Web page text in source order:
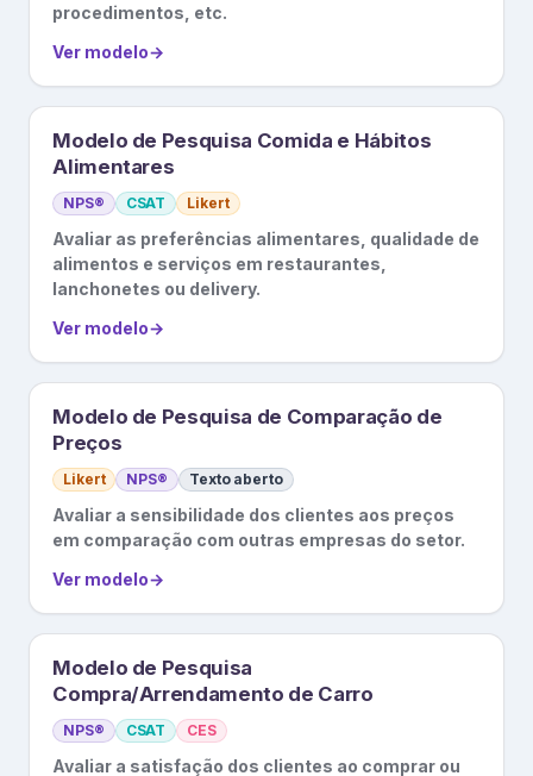
procedimentos, etc.
Ver modelo→
Modelo de Pesquisa Comida e Hábitos
Alimentares
NPS® CSAT Likert
Avaliar as preferências alimentares, qualidade de
alimentos e serviços em restaurantes,
lanchonetes ou delivery.
Ver modelo→
Modelo de Pesquisa de Comparação de
Preços
Likert NPS® Texto aberto
Avaliar a sensibilidade dos clientes aos preços
em comparação com outras empresas do setor.
Ver modelo→
Modelo de Pesquisa
Compra/Arrendamento de Carro
NPS® CSAT CES
Avaliar a satisfação dos clientes ao comprar ou